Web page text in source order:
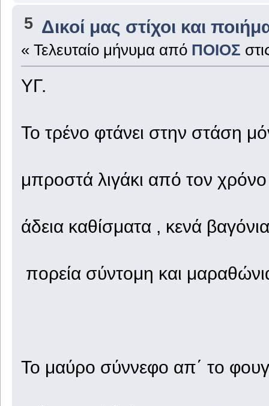
5 Δικοί μας στίχοι και
« Τελευταίο μήνυμα από ΠΟΙΟΣ
ΥΓ.
Το τρένο φτάνει στην στάση
μπροστά λιγάκι από τον
άδεια καθίσματα , κενά βαγόνια
πορεία σύντομη και
Το μαύρο σύννεφο απ΄ το